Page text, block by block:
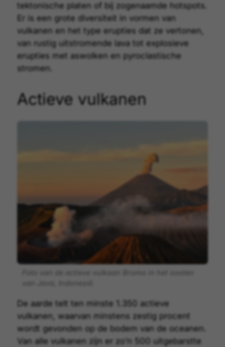
tektonische platen of bij zogenaamde hotspots.
Er is een grote diversiteit in vormen van
vulkanen en het type erupties dat ze vertonen,
van rustig uitstromende lava tot explosieve
erupties met aswolken en pyroclastische
stromen.
Actieve vulkanen
De aarde telt ten minste 1.350 actieve
vulkanen , waarvan minstens zestig procent
wordt gevonden op de bodem van de oceanen.
Van alle vulkanen zijn er zo’n 500 uitgebarstte